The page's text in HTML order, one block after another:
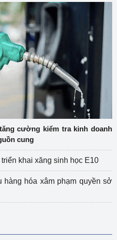
cường kiểm tra kinh doanh
cung
khai xăng sinh học E10
hàng hóa xâm phạm quyền sở